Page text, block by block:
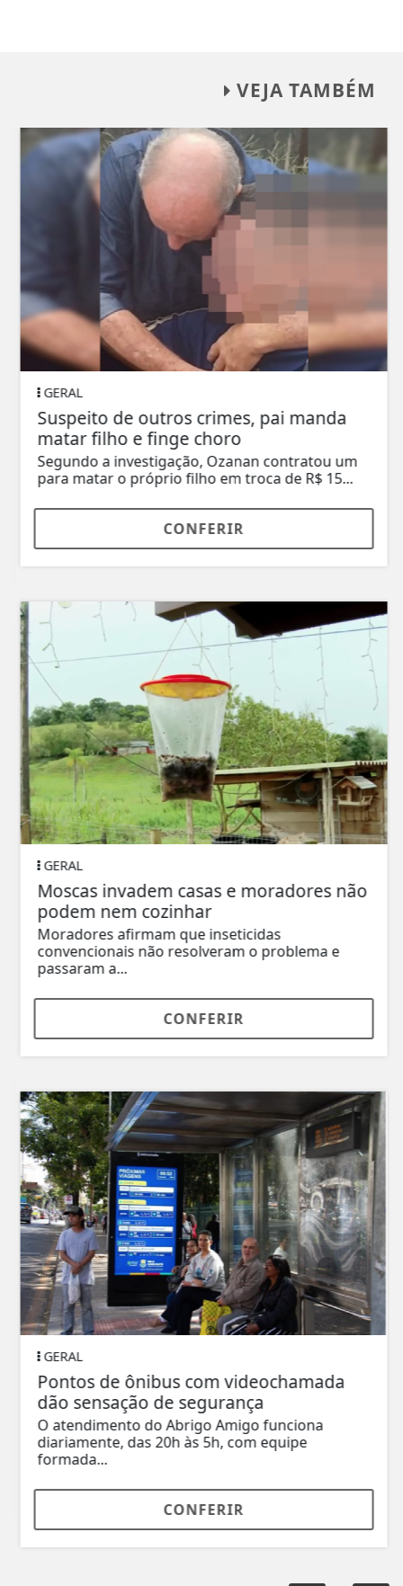
VEJA TAMBÉM
GERAL
Suspeito de outros crimes, pai manda
matar filho e finge choro
Segundo a investigação, Ozanan contratou um
para matar o próprio filho em troca de R$ 15...
CONFERIR
GERAL
Moscas invadem casas e moradores não
podem nem cozinhar
Moradores afirmam que inseticidas
convencionais não resolveram o problema e
passaram a...
CONFERIR
GERAL
Pontos de ônibus com videochamada
dão sensação de segurança
O atendimento do Abrigo Amigo funciona
diariamente, das 20h às 5h, com equipe
formada...
CONFERIR